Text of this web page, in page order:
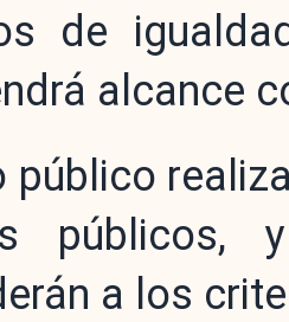
de
alcance
público
públicos,
a los